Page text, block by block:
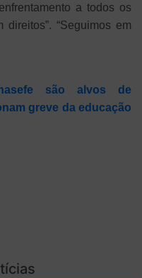
a todos os
“Seguimos em
são alvos de
greve da educação